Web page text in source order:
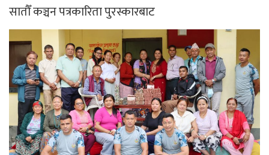
सातौँ कञ्चन पत्रकारिता पुरस्कारबाट